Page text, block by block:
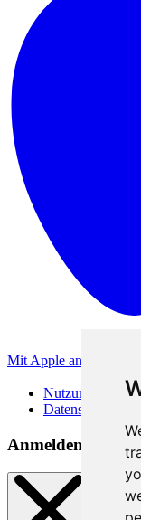
Mit Apple anmelden
Anmeldemethoden